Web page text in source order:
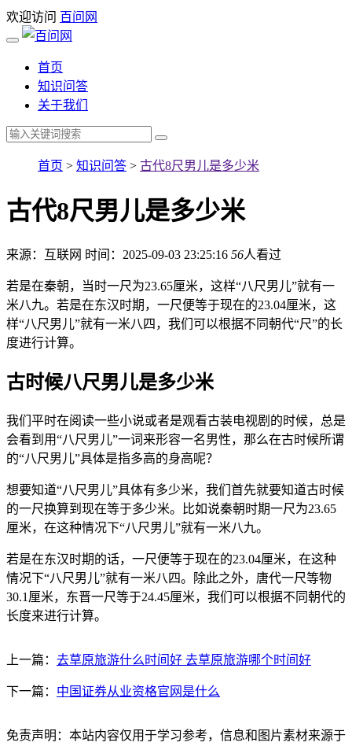
欢迎访问 百问网
首页
知识问答
关于我们
首页 > 知识问答 > 古代8尺男儿是多少米
古代8尺男儿是多少米
来源：互联网 时间：2025-09-03 23:25:16 56人看过
若是在秦朝，当时一尺为23.65厘米，这样“八尺男儿”就有一
米八九。若是在东汉时期，一尺便等于现在的23.04厘米，这
样“八尺男儿”就有一米八四，我们可以根据不同朝代“尺”的长
度进行计算。
古时候八尺男儿是多少米
我们平时在阅读一些小说或者是观看古装电视剧的时候，总是
会看到用“八尺男儿”一词来形容一名男性，那么在古时候所谓
的“八尺男儿”具体是指多高的身高呢？
想要知道“八尺男儿”具体有多少米，我们首先就要知道古时候
的一尺换算到现在等于多少米。比如说秦朝时期一尺为23.65
厘米，在这种情况下“八尺男儿”就有一米八九。
若是在东汉时期的话，一尺便等于现在的23.04厘米，在这种
情况下“八尺男儿”就有一米八四。除此之外，唐代一尺等物
30.1厘米，东晋一尺等于24.45厘米，我们可以根据不同朝代的
长度来进行计算。
上一篇： 去草原旅游什么时间好 去草原旅游哪个时间好
下一篇： 中国证券从业资格官网是什么
免责声明：本站内容仅用于学习参考，信息和图片素材来源于